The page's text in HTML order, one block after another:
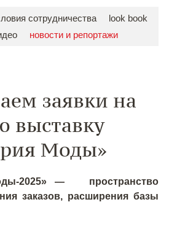
сотрудничества
look book
новости и репортажи
заявки на
выставку
Моды»
2025» — пространство
заказов, расширения базы